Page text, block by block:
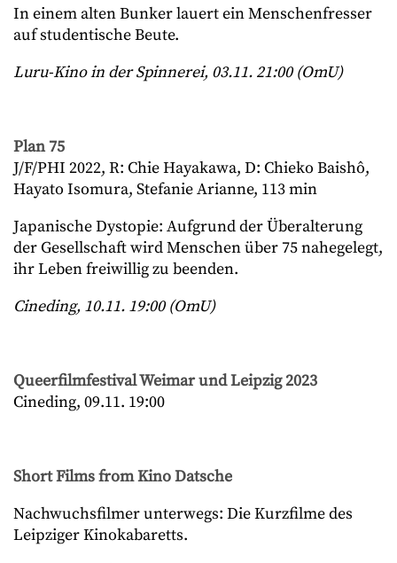
In einem alten Bunker lauert ein Menschenfresser
auf studentische Beute.
Luru-Kino in der Spinnerei, 03.11. 21:00 (OmU)
Plan 75
J/F/PHI 2022, R: Chie Hayakawa, D: Chieko Baishô,
Hayato Isomura, Stefanie Arianne, 113 min
Japanische Dystopie: Aufgrund der Überalterung
der Gesellschaft wird Menschen über 75 nahegelegt,
ihr Leben freiwillig zu beenden.
Cineding, 10.11. 19:00 (OmU)
Queerfilmfestival Weimar und Leipzig 2023
Cineding, 09.11. 19:00
Short Films from Kino Datsche
Nachwuchsfilmer unterwegs: Die Kurzfilme des
Leipziger Kinokabaretts.